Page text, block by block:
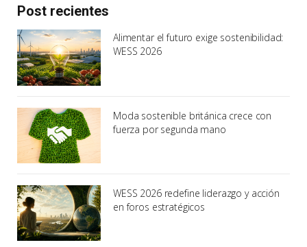
Post recientes
Alimentar el futuro exige sostenibilidad:
WESS 2026
Moda sostenible británica crece con
fuerza por segunda mano
WESS 2026 redefine liderazgo y acción
en foros estratégicos